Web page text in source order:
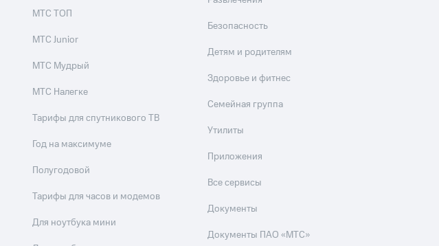
МТС ТОП
МТС Junior
МТС Мудрый
МТС Налегке
Тарифы для спутникового ТВ
Год на максимуме
Полугодовой
Тарифы для часов и модемов
Для ноутбука мини
Безопасность
Детям и родителям
Здоровье и фитнес
Семейная группа
Утилиты
Приложения
Все сервисы
Документы
Документы ПАО «МТС»